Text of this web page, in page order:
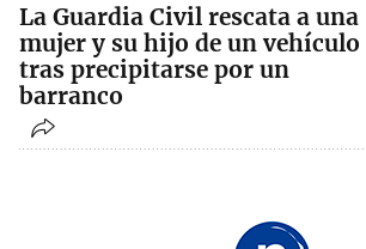
La Guardia Civil rescata a una
mujer y su hijo de un vehículo
tras precipitarse por un
barranco